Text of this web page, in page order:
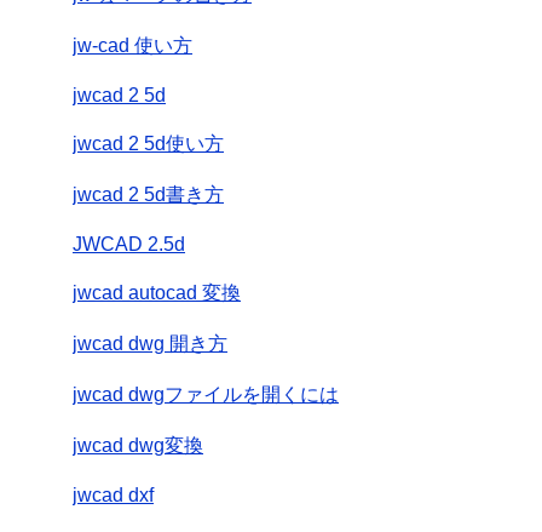
jw-cad 使い方
jwcad 2 5d
jwcad 2 5d使い方
jwcad 2 5d書き方
JWCAD 2.5d
jwcad autocad 変換
jwcad dwg 開き方
jwcad dwgファイルを開くには
jwcad dwg変換
jwcad dxf